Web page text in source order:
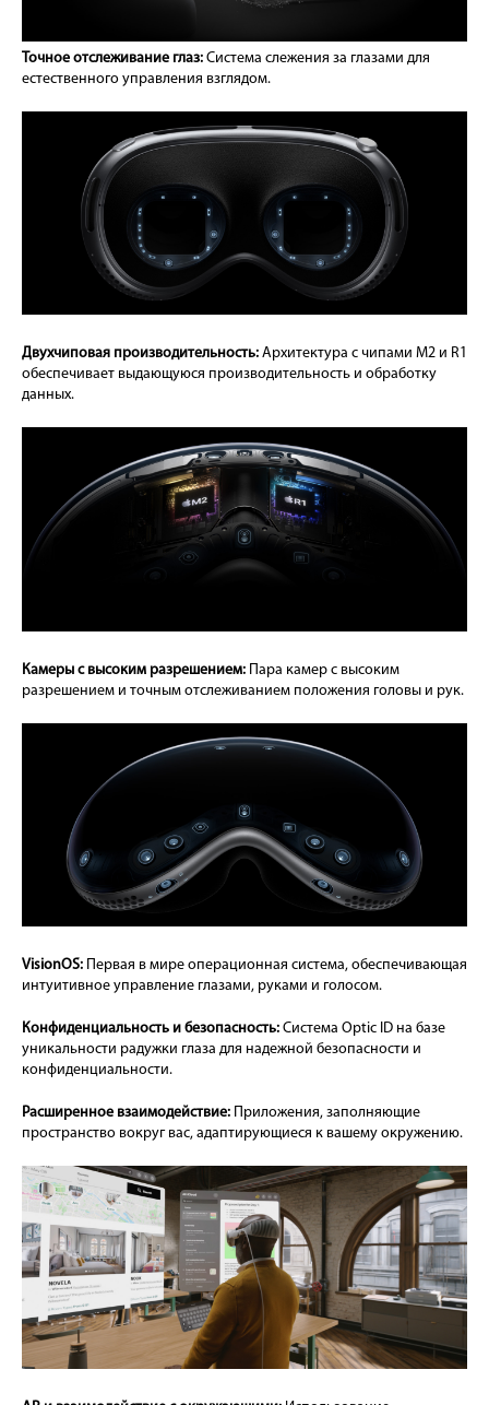
Точное отслеживание глаз: Система слежения за глазами для
естественного управления взглядом.
Двухчиповая производительность: Архитектура с чипами M2 и R1
обеспечивает выдающуюся производительность и обработку
данных.
Камеры с высоким разрешением: Пара камер с высоким
разрешением и точным отслеживанием положения головы и рук.
VisionOS:
Первая в мире операционная система, обеспечивающая
интуитивное управление глазами, руками и голосом.
Конфиденциальность и безопасность: Система Optic ID на базе
уникальности радужки глаза для надежной безопасности и
конфиденциальности.
Расширенное взаимодействие:
Приложения, заполняющие
пространство вокруг вас, адаптирующиеся к вашему окружению.